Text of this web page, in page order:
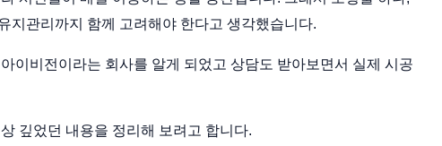
지관리까지 함께 고려해야 한다고 생각했습니다.
이비전이라는 회사를 알게 되었고 상담도 받아보면서 실제 시공
깊었던 내용을 정리해 보려고 합니다.